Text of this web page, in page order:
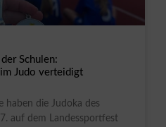
Schulen:
Judo verteidigt
haben die Judoka des
auf dem Landessportfest